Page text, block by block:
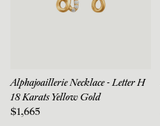
Alphajoaillerie Necklace - Letter H
18 Karats Yellow Gold
$1,665